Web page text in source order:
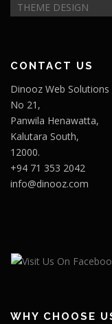
THEME DESIGN
CONTACT US
Dinooz Web Solutions
No 21,
Panwila Henawatta,
Kalutara South,
12000.
+94 71 353 2042
info@dinooz.com
WHY CHOOSE